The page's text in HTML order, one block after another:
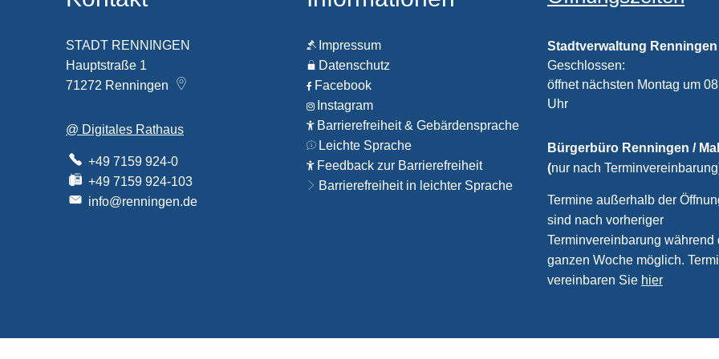
STADT RENNINGEN
Hauptstraße 1
71272 Renningen
@ Digitales Rathaus
+49 7159 924-0
+49 7159 924-103
info@renningen.de
Impressum
Datenschutz
Facebook
Instagram
Barrierefreiheit & Gebärdensprache
Leichte Sprache
Feedback zur Barrierefreiheit
Barrierefreiheit in leichter Sprache
Stadtverwaltung Renningen
Klicken, um weitere
Geschlossen:
öffnet nächsten Montag um
Uhr
Bürgerbüro Renningen /
(nur nach
Termine außerhalb der
sind nach vorheriger
Terminvereinbarung während
ganzen Woche möglich.
vereinbaren Sie hier